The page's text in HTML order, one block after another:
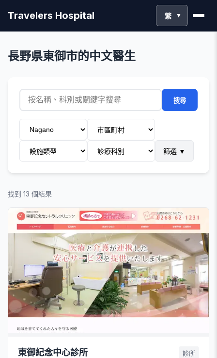
Travelers Hospital 繁 ▼
長野県東御市的中文醫生
搜尋
篩選 ▼
找到 13 個結果
東御紀念中心診所 診所